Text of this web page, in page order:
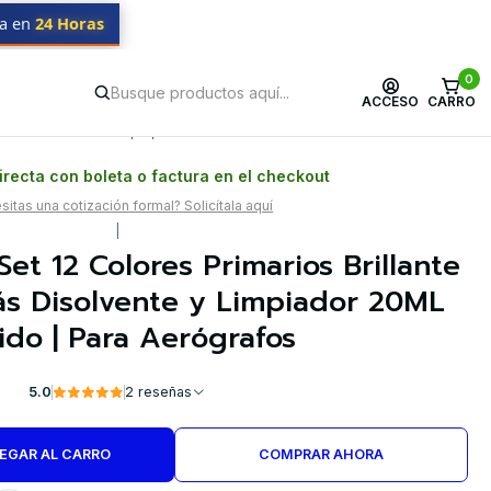
ACCESO
0
CARRO
en 24 Horas
Kaleido | Para Aerógrafos
con boleta o factura en el checkout
una cotización formal? Solicítala aquí
12 Colores Primarios Brillante
Disolvente y Limpiador 20ML
| Para Aerógrafos
5.0 2 reseñas
AL CARRO COMPRAR AHORA